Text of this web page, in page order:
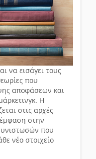
να εισάγει τους
που
αποφάσεων και
Η
στις αρχές
έμφαση στην
που
νέο στοιχείο